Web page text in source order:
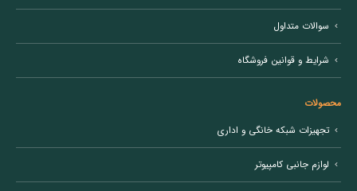
سوالات متداول
شرایط و قوانین فروشگاه
محصولات
تجهیزات شبکه خانگی و اداری
لوازم جانبی کامپیوتر